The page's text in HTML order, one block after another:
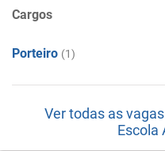
Cargos
Porteiro (1)
Ver todas as
Escola